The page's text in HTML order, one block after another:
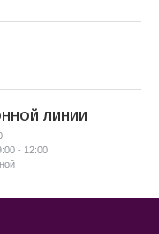
ЛИНИИ
- 12:00